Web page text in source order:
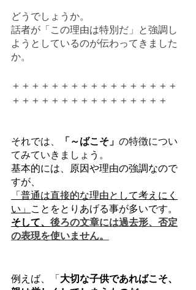
どうでしょうか。
話者が「この理由は特別だ」と強調し
ようとしているのが伝わってきました
か。
＋＋＋＋＋＋＋＋＋＋＋＋＋＋＋＋＋
＋＋＋＋＋＋＋＋＋＋＋＋＋＋＋＋
それでは、 「～ばこそ」 の特徴につい
てみていきましょう。
基本的には、原因や理由の強調なので
すが、
「普通は直接的な理由として考えにく
い」 ことをとりあげる事が多いです。
そして、 後ろの文章には過去形、否定
の表現を使いません。
例えば、「大切な子供であればこそ、